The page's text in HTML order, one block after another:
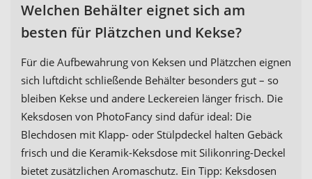
Welchen Behälter eignet sich am
besten für Plätzchen und Kekse?
Für die Aufbewahrung von Keksen und Plätzchen eignen
sich luftdicht schließende Behälter besonders gut – so
bleiben Kekse und andere Leckereien länger frisch. Die
Keksdosen von PhotoFancy sind dafür ideal: Die
Blechdosen mit Klapp- oder Stülpdeckel halten Gebäck
frisch und die Keramik-Keksdose mit Silikonring-Deckel
bietet zusätzlichen Aromaschutz. Ein Tipp: Keksdosen